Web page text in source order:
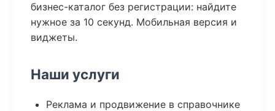
бизнес-каталог без регистрации: найдите
нужное за 10 секунд. Мобильная версия и
виджеты.
Наши услуги
Реклама и продвижение в справочнике